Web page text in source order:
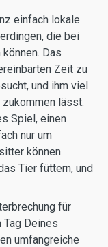
einfach lokale
die bei
Das
Zeit zu
und ihm viel
lässt.
Spiel, einen
nur um
können
Tier füttern, und
für
Tag Deines
umfangreiche